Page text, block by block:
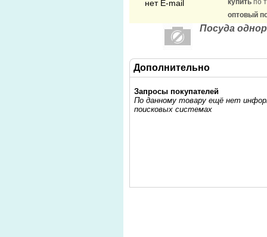
нет E-mail купить по
оптовый
Посуда
Дополнительно
Запросы покупателей
По данному товару ещё нет
поисковых системах